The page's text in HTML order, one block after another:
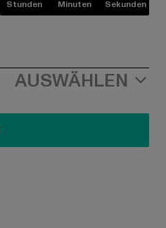
Stunden Minuten Sekunden
AUSWÄHLEN